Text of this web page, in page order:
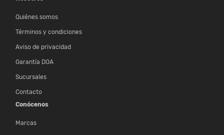
Quiénes somos
Términos y condiciones
Aviso de privacidad
Garantía DOA
Sucursales
Contacto
Conócenos
Marcas